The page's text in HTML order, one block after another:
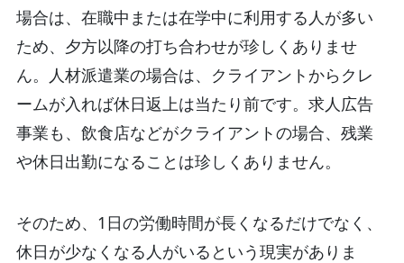
場合は、在職中または在学中に利用する人が多い
ため、夕方以降の打ち合わせが珍しくありませ
ん。人材派遣業の場合は、クライアントからクレ
ームが入れば休日返上は当たり前です。求人広告
事業も、飲食店などがクライアントの場合、残業
や休日出勤になることは珍しくありません。
そのため、1日の労働時間が長くなるだけでなく、
休日が少なくなる人がいるという現実がありま